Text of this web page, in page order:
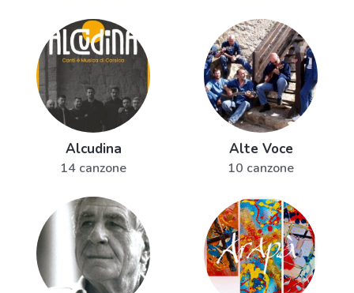
Alcudina
14 canzone
Alte Voce
10 canzone